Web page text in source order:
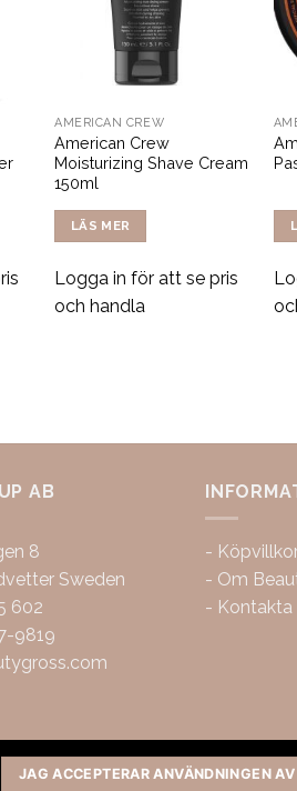
AMERICAN CREW
American Crew
Moisturizing Shave Cream
150ml
LÄS MER
Logga in för att se pris
och handla
AB
8
Sweden
602
9819
-
- Om
- Kontakta
JAG ACCEPTERAR ANVÄNDNINGEN